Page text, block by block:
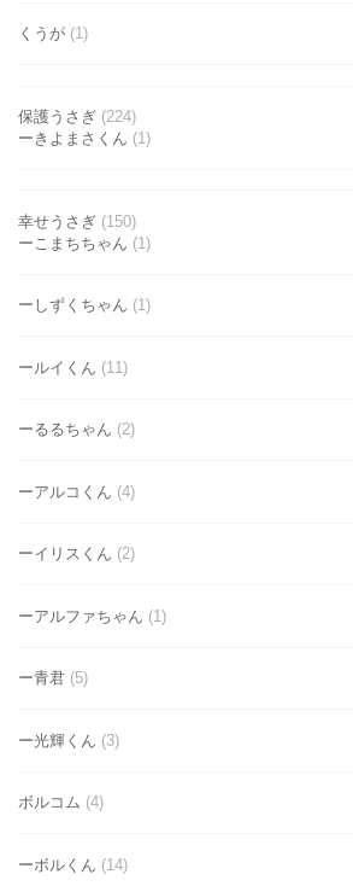
くうが (1)
保護うさぎ (224)
ーきよまさくん (1)
幸せうさぎ (150)
ーこまちちゃん (1)
ーしずくちゃん (1)
ールイくん (11)
ーるるちゃん (2)
ーアルコくん (4)
ーイリスくん (2)
ーアルファちゃん (1)
ー青君 (5)
ー光輝くん (3)
ボルコム (4)
ーボルくん (14)